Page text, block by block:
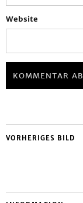
Website
VORHERIGES BILD